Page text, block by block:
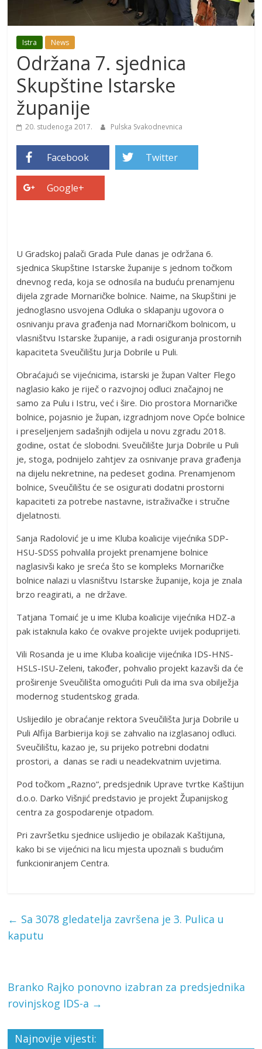
Istra News
Održana 7. sjednica
Skupštine Istarske
županije
20. studenoga 2017. Pulska Svakodnevnica
Facebook Twitter
Google+
U Gradskoj palači Grada Pule danas je održana 6.
sjednica Skupštine Istarske županije s jednom točkom
dnevnog reda, koja se odnosila na buduću prenamjenu
dijela zgrade Mornaričke bolnice. Naime, na Skupštini je
jednoglasno usvojena Odluka o sklapanju ugovora o
osnivanju prava građenja nad Mornaričkom bolnicom, u
vlasništvu Istarske županije, a radi osiguranja prostornih
kapaciteta Sveučilištu Jurja Dobrile u Puli.
Obraćajući se vijećnicima, istarski je župan Valter Flego
naglasio kako je riječ o razvojnoj odluci značajnoj ne
samo za Pulu i Istru, već i šire. Dio prostora Mornaričke
bolnice, pojasnio je župan, izgradnjom nove Opće bolnice
i preseljenjem sadašnjih odijela u novu zgradu 2018.
godine, ostat će slobodni. Sveučilište Jurja Dobrile u Puli
je, stoga, podnijelo zahtjev za osnivanje prava građenja
na dijelu nekretnine, na pedeset godina. Prenamjenom
bolnice, Sveučilištu će se osigurati dodatni prostorni
kapaciteti za potrebe nastavne, istraživačke i stručne
djelatnosti.
Sanja Radolović je u ime Kluba koalicije vijećnika SDP-
HSU-SDSS pohvalila projekt prenamjene bolnice
naglasivši kako je sreća što se kompleks Mornaričke
bolnice nalazi u vlasništvu Istarske županije, koja je znala
brzo reagirati, a ne države.
Tatjana Tomaić je u ime Kluba koalicije vijećnika HDZ-a
pak istaknula kako će ovakve projekte uvijek poduprijeti.
Vili Rosanda je u ime Kluba koalicije vijećnika IDS-HNS-
HSLS-ISU-Zeleni, također, pohvalio projekt kazavši da će
proširenje Sveučilišta omogućiti Puli da ima sva obilježja
modernog studentskog grada.
Uslijedilo je obraćanje rektora Sveučilišta Jurja Dobrile u
Puli Alfija Barbierija koji se zahvalio na izglasanoj odluci.
Sveučilištu, kazao je, su prijeko potrebni dodatni
prostori, a danas se radi u neadekvatnim uvjetima.
Pod točkom „Razno“, predsjednik Uprave tvrtke Kaštijun
d.o.o. Darko Višnjić predstavio je projekt Županijskog
centra za gospodarenje otpadom.
Pri završetku sjednice uslijedio je obilazak Kaštijuna,
kako bi se vijećnici na licu mjesta upoznali s budućim
funkcioniranjem Centra.
← Sa 3078 gledatelja završena je 3. Pulica u
kaputu
Branko Rajko ponovno izabran za predsjednika
rovinjskog IDS-a →
Najnovije vijesti: